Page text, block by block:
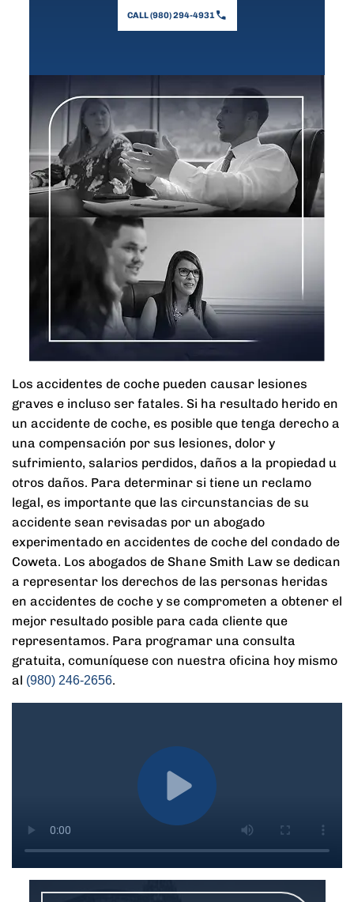
CALL (980) 294-4931
Los accidentes de coche pueden causar lesiones
graves e incluso ser fatales. Si ha resultado herido en
un accidente de coche, es posible que tenga derecho a
una compensación por sus lesiones, dolor y
sufrimiento, salarios perdidos, daños a la propiedad u
otros daños. Para determinar si tiene un reclamo
legal, es importante que las circunstancias de su
accidente sean revisadas por un abogado
experimentado en accidentes de coche del condado de
Coweta. Los abogados de Shane Smith Law se dedican
a representar los derechos de las personas heridas
en accidentes de coche y se comprometen a obtener el
mejor resultado posible para cada cliente que
representamos. Para programar una consulta
gratuita, comuníquese con nuestra oficina hoy mismo
al (980) 246-2656.